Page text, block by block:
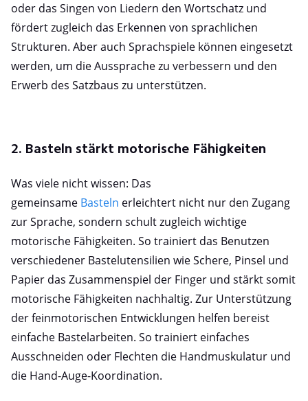
oder das Singen von Liedern den Wortschatz und
fördert zugleich das Erkennen von sprachlichen
Strukturen. Aber auch Sprachspiele können eingesetzt
werden, um die Aussprache zu verbessern und den
Erwerb des Satzbaus zu unterstützen.
2. Basteln stärkt motorische Fähigkeiten
Was viele nicht wissen: Das
gemeinsame Basteln erleichtert nicht nur den Zugang
zur Sprache, sondern schult zugleich wichtige
motorische Fähigkeiten. So trainiert das Benutzen
verschiedener Bastelutensilien wie Schere, Pinsel und
Papier das Zusammenspiel der Finger und stärkt somit
motorische Fähigkeiten nachhaltig. Zur Unterstützung
der feinmotorischen Entwicklungen helfen bereist
einfache Bastelarbeiten. So trainiert einfaches
Ausschneiden oder Flechten die Handmuskulatur und
die Hand-Auge-Koordination.